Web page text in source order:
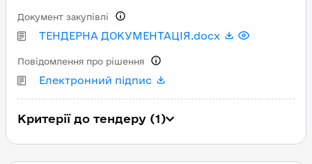
ТЕНДЕРНА ДОКУМЕНТАЦІЯ.docx
Документ закупівлі
Електронний підпис
Повідомлення про рішення
Критерії до тендеру (1)